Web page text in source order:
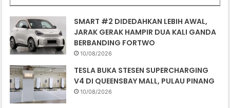
SMART #2 DIDEDAHKAN LEBIH AWAL,
JARAK GERAK HAMPIR DUA KALI GANDA
BERBANDING FORTWO
10/08/2026
TESLA BUKA STESEN SUPERCHARGING
V4 DI QUEENSBAY MALL, PULAU PINANG
10/08/2026